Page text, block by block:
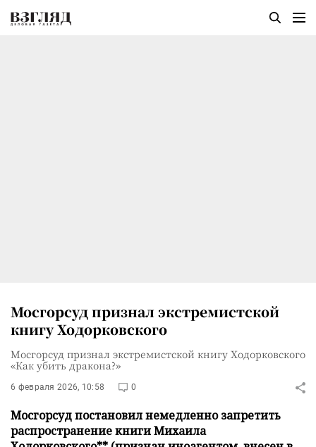
Мосгорсуд признал экстремистской
книгу Ходорковского
Мосгорсуд признал экстремистской книгу Ходорковского
«Как убить дракона?»
6 февраля 2026, 10:58 0
Мосгорсуд постановил немедленно запретить
распространение книги Михаила